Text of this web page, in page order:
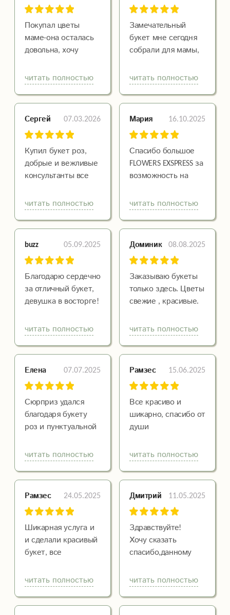
Покупал цветы
маме-она осталась
довольна, хочу
расположение
магазина, а так же
спасибо Евгение-
Буду брать еще
читать полностью
Замечательный
букет мне сегодня
собрали для мамы,
флористы, не
дорогие цены, и
самое главное
читать полностью
Сергей 07.03.2026
Купил букет роз,
добрые и вежливые
консультанты все
свежее, цветы
качественные,
доставили быстро,
понравилось.
читать полностью
Мария 16.10.2025
Спасибо большое
FLOWERS EXSPRESS за
возможность на
радовать своих
близких такой
красотой!
в слезах и
счастлива)) сюрприз
удался)
Свежий, шикарный
букет был
читать полностью
buzz 05.09.2025
Благодарю сердечно
за отличный букет,
девушка в восторге!
читать полностью
Доминик 08.08.2025
Заказываю букеты
только здесь. Цветы
свежие , красивые.
золотые руки.
Большой выбор
упаковки. Доставка
Спасибо за вашу
работу
читать полностью
Елена 07.07.2025
Сюрприз удался
благодаря букету
роз и пунктуальной
уже уважаемого
мной Цветочного
Магазина. Курьер
недюженную
настойчивость во
время штурма
объекта получателя,
за что был удостоен
Оставайтесь всегда
такими же
читать полностью
Рамзес 15.06.2025
Все красиво и
шикарно, спасибо от
души
читать полностью
Рамзес 24.05.2025
Шикарная услуга и
и сделали красивый
букет, все
читать полностью
Дмитрий 11.05.2025
Здравствуйте!
Хочу сказать
спасибо,данному
магазину,заказываю
у них не один раз,
всё отлично!
читать полностью